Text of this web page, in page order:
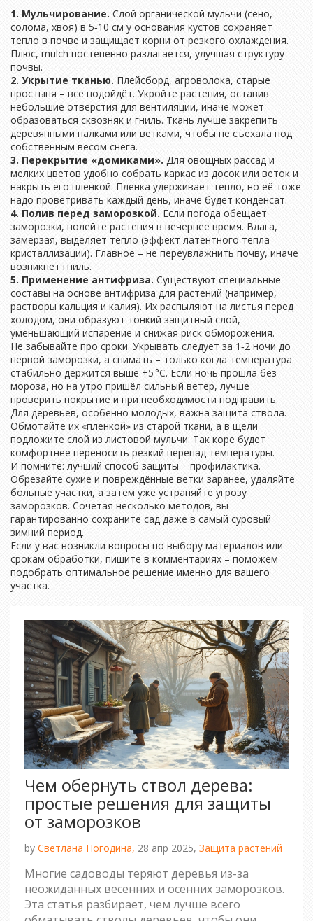
1. Мульчирование. Слой органической мульчи (сено,
солома, хвоя) в 5‑10 см у основания кустов сохраняет
тепло в почве и защищает корни от резкого охлаждения.
Плюс, mulch постепенно разлагается, улучшая структуру
почвы.
2. Укрытие тканью. Плейсборд, агроволока, старые
простыня – всё подойдёт. Укройте растения, оставив
небольшие отверстия для вентиляции, иначе может
образоваться сквозняк и гниль. Ткань лучше закрепить
деревянными палками или ветками, чтобы не съехала под
собственным весом снега.
3. Перекрытие «домиками». Для овощных рассад и
мелких цветов удобно собрать каркас из досок или веток и
накрыть его пленкой. Пленка удерживает тепло, но её тоже
надо проветривать каждый день, иначе будет конденсат.
4. Полив перед заморозкой. Если погода обещает
заморозки, полейте растения в вечернее время. Влага,
замерзая, выделяет тепло (эффект латентного тепла
кристаллизации). Главное – не переувлажнить почву, иначе
возникнет гниль.
5. Применение антифриза. Существуют специальные
составы на основе антифриза для растений (например,
растворы кальция и калия). Их распыляют на листья перед
холодом, они образуют тонкий защитный слой,
уменьшающий испарение и снижая риск обморожения.
Не забывайте про сроки. Укрывать следует за 1‑2 ночи до
первой заморозки, а снимать – только когда температура
стабильно держится выше +5 °C. Если ночь прошла без
мороза, но на утро пришёл сильный ветер, лучше
проверить покрытие и при необходимости подправить.
Для деревьев, особенно молодых, важна защита ствола.
Обмотайте их «пленкой» из старой ткани, а в щели
подложите слой из листовой мульчи. Так коре будет
комфортнее переносить резкий перепад температуры.
И помните: лучший способ защиты – профилактика.
Обрезайте сухие и повреждённые ветки заранее, удаляйте
больные участки, а затем уже устраняйте угрозу
заморозков. Сочетая несколько методов, вы
гарантированно сохраните сад даже в самый суровый
зимний период.
Если у вас возникли вопросы по выбору материалов или
срокам обработки, пишите в комментариях – поможем
подобрать оптимальное решение именно для вашего
участка.
Чем обернуть ствол дерева:
простые решения для защиты
от заморозков
by Светлана Погодина, 28 апр 2025, Защита растений
Многие садоводы теряют деревья из-за
неожиданных весенних и осенних заморозков.
Эта статья разбирает, чем лучше всего